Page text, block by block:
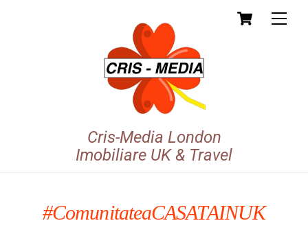
Cart
Cris-Media London
Imobiliare UK & Travel
#comunitateaCASATAINUK